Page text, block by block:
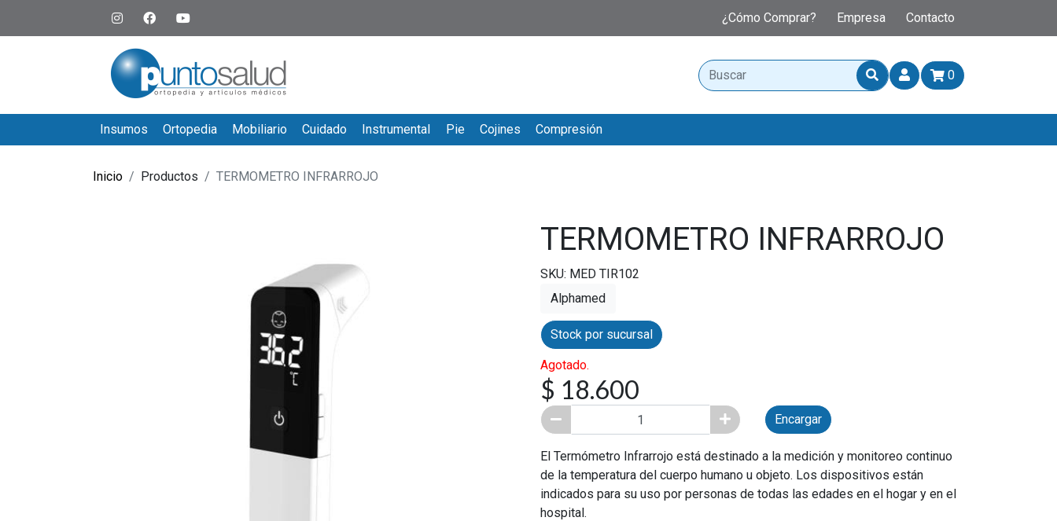
¿Cómo Comprar? Empresa Contacto
0
Insumos Ortopedia Mobiliario Cuidado Instrumental Pie Cojines Compresión
Inicio Productos TERMOMETRO INFRARROJO
TERMOMETRO INFRARROJO
SKU: MED TIR102
Alphamed
Stock por sucursal
Agotado.
$ 18.600
Encargar
El Termómetro Infrarrojo está destinado a la medición y monitoreo continuo
de la temperatura del cuerpo humano u objeto. Los dispositivos están
indicados para su uso por personas de todas las edades en el hogar y en el
hospital.